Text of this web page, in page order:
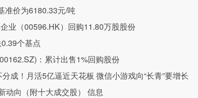
准价为6180.33元/吨
企业（00596.HK）回购11.80万股股份
个基点
：累计出售1%回购股份
成！月活5亿逼近天花板 微信小游戏向“长青”要增长
动向（附十大成交股） 信息